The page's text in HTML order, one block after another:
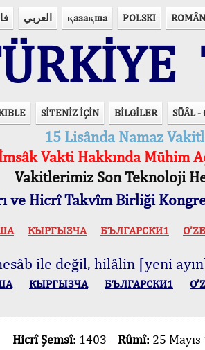
العربي қазақша POLSKI
SİTENİZ İÇİN BİLGİLER SÜÂL -
15 Lisânda Namaz
Vakti Hakkında Mühim
Vakitlerimiz Son Teknoloji
ve Hicrî Takvîm Birliği
КЫPГЫЗЧA БЪЛГАРСКИ1
ile değil, hilâlin [yeni
КЫPГЫЗЧA БЪЛГАРСКИ1
Hicrî Şemsî: 1403 Rûmî: 25